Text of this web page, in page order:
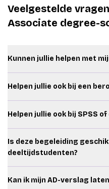
Veelgestelde
Associate degree-
Kunnen jullie helpen met
probleemstelling,
methode en planning.
Helpen jullie ook bij een
verantwoorden van je
oplossing logisch aansluit
onderzoek en resultaten.
Helpen jullie ook bij SPSS
SPSS, Stata, enquêtes,
Is deze begeleiding
deeltijdstudenten?
opleiding met werk of
Kan ik mijn AD-verslag